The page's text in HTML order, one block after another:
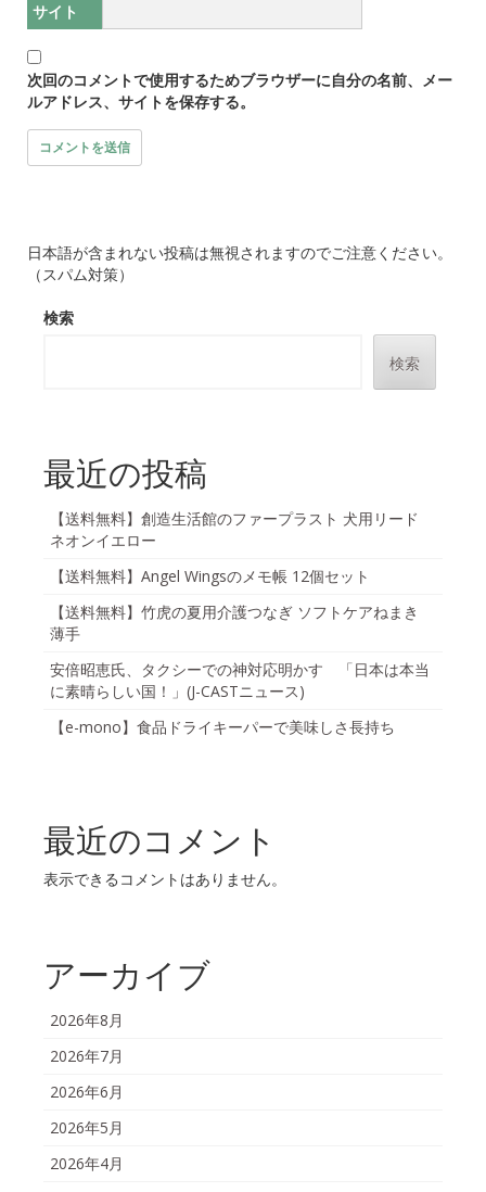
サイト
次回のコメントで使用するためブラウザーに自分の名前、メー
ルアドレス、サイトを保存する。
日本語が含まれない投稿は無視されますのでご注意ください。
（スパム対策）
検索
検索
最近の投稿
【送料無料】創造生活館のファープラスト 犬用リード
ネオンイエロー
【送料無料】Angel Wingsのメモ帳 12個セット
【送料無料】竹虎の夏用介護つなぎ ソフトケアねまき
薄手
安倍昭恵氏、タクシーでの神対応明かす 「日本は本当
に素晴らしい国！」(J-CASTニュース)
【e-mono】食品ドライキーパーで美味しさ長持ち
最近のコメント
表示できるコメントはありません。
アーカイブ
2026年8月
2026年7月
2026年6月
2026年5月
2026年4月